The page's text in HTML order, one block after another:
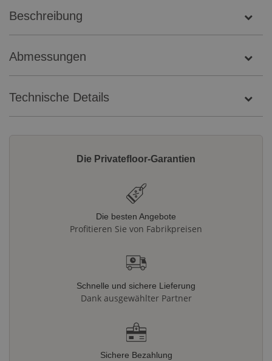
Beschreibung
Abmessungen
Technische Details
Die Privatefloor-Garantien
Die besten Angebote
Profitieren Sie von Fabrikpreisen
Schnelle und sichere Lieferung
Dank ausgewählter Partner
Sichere Bezahlung